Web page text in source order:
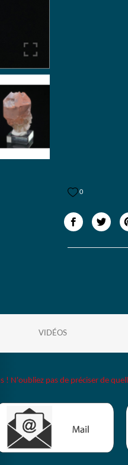
0
VIDÉOS
N'oubliez pas de préciser de